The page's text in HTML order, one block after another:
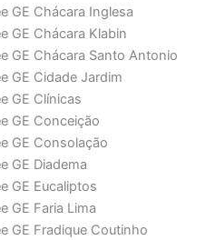
GE Chácara Inglesa
GE Chácara Klabin
GE Chácara Santo Antonio
GE Cidade Jardim
GE Clínicas
GE Conceição
GE Consolação
GE Diadema
GE Eucaliptos
GE Faria Lima
GE Fradique Coutinho